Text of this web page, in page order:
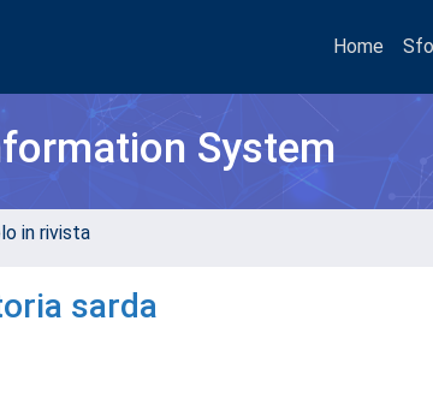
Home
System
in rivista
sarda